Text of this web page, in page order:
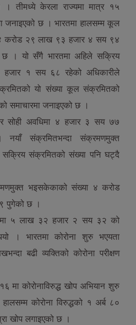
। तीमध्ये केरला राज्यमा मात्र १५
जनाइएको छ । भारतमा हालसम्म कूल
करोड २९ लाख ९३ हजार ४ सय ९४
छ । यो सँगै भारतमा अहिले सक्रिय
१ सय ६८ रहेको अधिकारीले
यो संख्या कूल संक्रमितको
समाचारमा जनाइएको छ ।
सोही अवधिमा ४ हजार ३ सय ७७
संक्रमितभन्दा संक्रमणमुक्त
संक्रमितको संख्या पनि घट्दै
भइसकेकाको संख्या ४ करोड
पुगेको छ ।
५ लाख ३२ हजार २ सय ३२ को
। भारतमा कोरोना शुरु भएयता
बढी व्यक्तिको कोरोना परीक्षण
मा कोरोनाविरुद्ध खोप अभियान शुरु
कोरोना विरुद्धको १ अर्ब ८०
खोप लगाइएको छ ।